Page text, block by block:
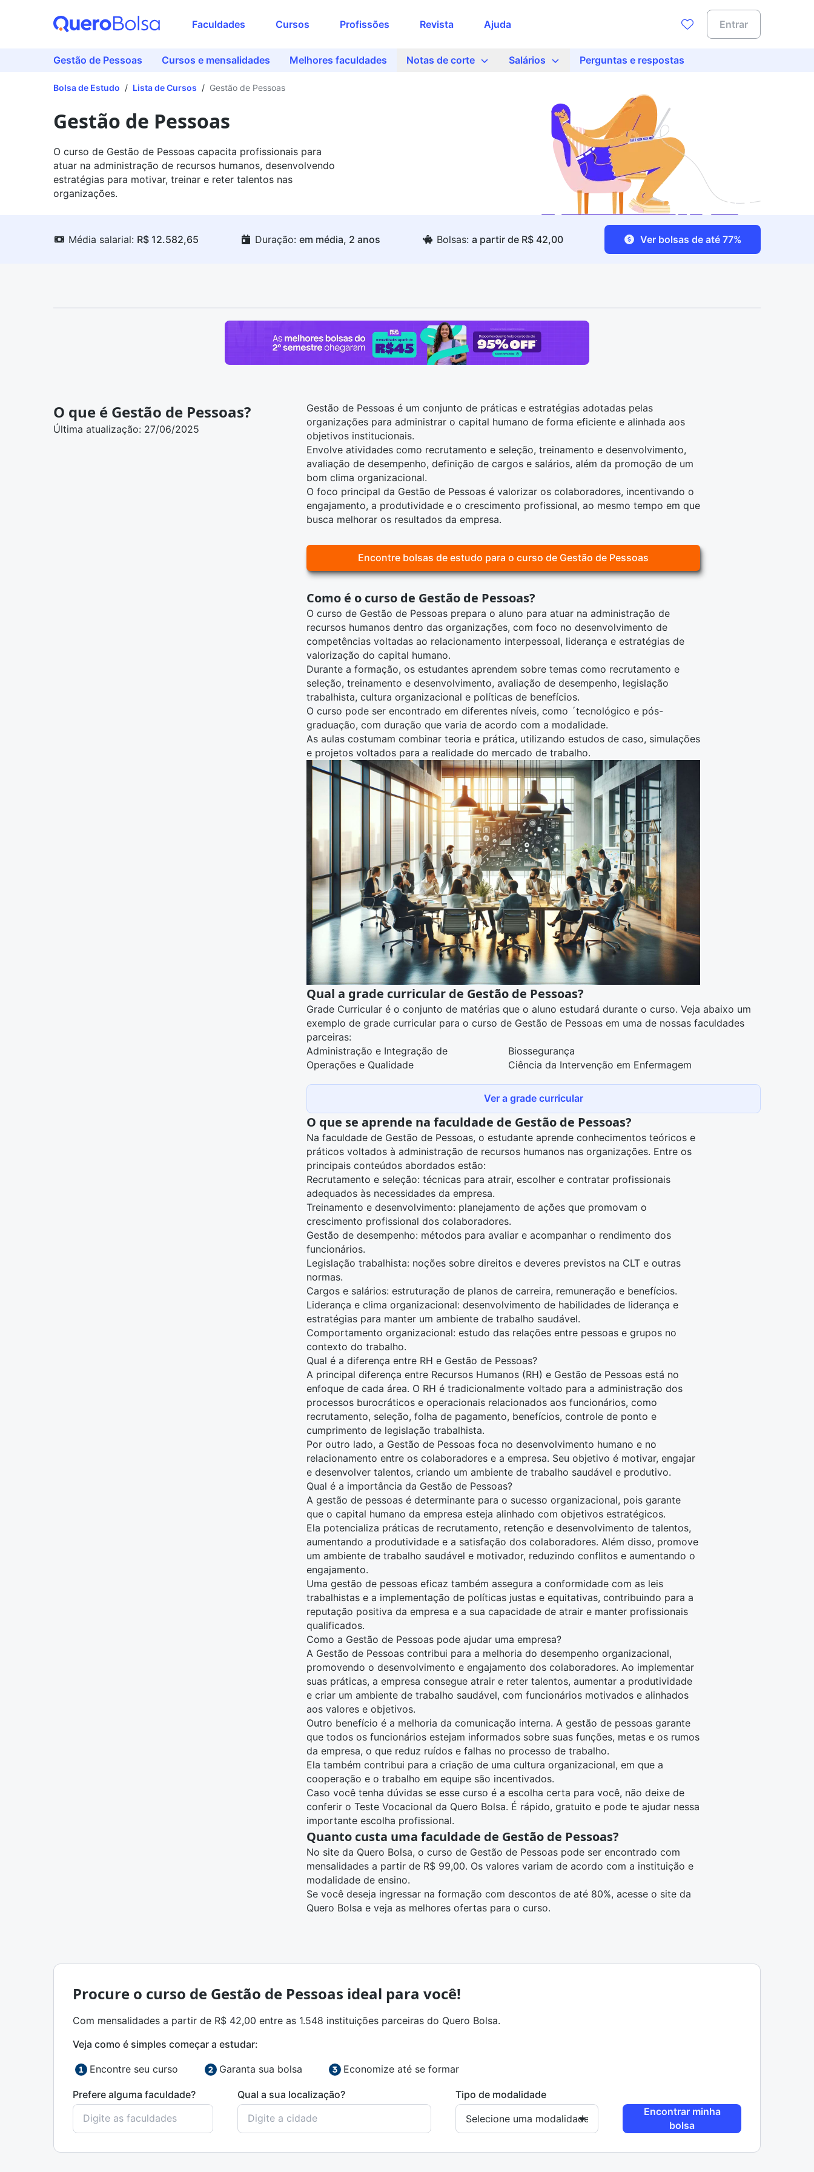
Faculdades Cursos Profissões Revista Ajuda Entrar
Gestão de Pessoas Cursos e mensalidades Melhores faculdades Notas de corte Salários Perguntas e respostas
Bolsa de Estudo / Lista de Cursos / Gestão de Pessoas
Gestão de Pessoas
O curso de Gestão de Pessoas capacita profissionais para
atuar na administração de recursos humanos, desenvolvendo
estratégias para motivar, treinar e reter talentos nas
organizações.
Média salarial: R$ 12.582,65 Duração: em média, 2 anos Bolsas: a partir de R$ 42,00 Ver bolsas de até 77%
O que é Gestão de Pessoas?
Última atualização: 27/06/2025
Gestão de Pessoas é um conjunto de práticas e estratégias adotadas pelas
organizações para administrar o capital humano de forma eficiente e alinhada aos
objetivos institucionais.
Envolve atividades como recrutamento e seleção, treinamento e desenvolvimento,
avaliação de desempenho, definição de cargos e salários, além da promoção de um
bom clima organizacional.
O foco principal da Gestão de Pessoas é valorizar os colaboradores, incentivando o
engajamento, a produtividade e o crescimento profissional, ao mesmo tempo em que
busca melhorar os resultados da empresa.
Encontre bolsas de estudo para o curso de Gestão de Pessoas
Como é o curso de Gestão de Pessoas?
O curso de Gestão de Pessoas prepara o aluno para atuar na administração de
recursos humanos dentro das organizações, com foco no desenvolvimento de
competências voltadas ao relacionamento interpessoal, liderança e estratégias de
valorização do capital humano.
Durante a formação, os estudantes aprendem sobre temas como recrutamento e
seleção, treinamento e desenvolvimento, avaliação de desempenho, legislação
trabalhista, cultura organizacional e políticas de benefícios.
O curso pode ser encontrado em diferentes níveis, como ´tecnológico e pós-
graduação, com duração que varia de acordo com a modalidade.
As aulas costumam combinar teoria e prática, utilizando estudos de caso, simulações
e projetos voltados para a realidade do mercado de trabalho.
Qual a grade curricular de Gestão de Pessoas?
Grade Curricular é o conjunto de matérias que o aluno estudará durante o curso. Veja abaixo um
exemplo de grade curricular para o curso de Gestão de Pessoas em uma de nossas faculdades
parceiras:
Administração e Integração de
Operações e Qualidade
Biossegurança
Ciência da Intervenção em Enfermagem
Ver a grade curricular
O que se aprende na faculdade de Gestão de Pessoas?
Na faculdade de Gestão de Pessoas, o estudante aprende conhecimentos teóricos e
práticos voltados à administração de recursos humanos nas organizações. Entre os
principais conteúdos abordados estão:
Recrutamento e seleção: técnicas para atrair, escolher e contratar profissionais
adequados às necessidades da empresa.
Treinamento e desenvolvimento: planejamento de ações que promovam o
crescimento profissional dos colaboradores.
Gestão de desempenho: métodos para avaliar e acompanhar o rendimento dos
funcionários.
Legislação trabalhista: noções sobre direitos e deveres previstos na CLT e outras
normas.
Cargos e salários: estruturação de planos de carreira, remuneração e benefícios.
Liderança e clima organizacional: desenvolvimento de habilidades de liderança e
estratégias para manter um ambiente de trabalho saudável.
Comportamento organizacional: estudo das relações entre pessoas e grupos no
contexto do trabalho.
Qual é a diferença entre RH e Gestão de Pessoas?
A principal diferença entre Recursos Humanos (RH) e Gestão de Pessoas está no
enfoque de cada área. O RH é tradicionalmente voltado para a administração dos
processos burocráticos e operacionais relacionados aos funcionários, como
recrutamento, seleção, folha de pagamento, benefícios, controle de ponto e
cumprimento de legislação trabalhista.
Por outro lado, a Gestão de Pessoas foca no desenvolvimento humano e no
relacionamento entre os colaboradores e a empresa. Seu objetivo é motivar, engajar
e desenvolver talentos, criando um ambiente de trabalho saudável e produtivo.
Qual é a importância da Gestão de Pessoas?
A gestão de pessoas é determinante para o sucesso organizacional, pois garante
que o capital humano da empresa esteja alinhado com objetivos estratégicos.
Ela potencializa práticas de recrutamento, retenção e desenvolvimento de talentos,
aumentando a produtividade e a satisfação dos colaboradores. Além disso, promove
um ambiente de trabalho saudável e motivador, reduzindo conflitos e aumentando o
engajamento.
Uma gestão de pessoas eficaz também assegura a conformidade com as leis
trabalhistas e a implementação de políticas justas e equitativas, contribuindo para a
reputação positiva da empresa e a sua capacidade de atrair e manter profissionais
qualificados.
Como a Gestão de Pessoas pode ajudar uma empresa?
A Gestão de Pessoas contribui para a melhoria do desempenho organizacional,
promovendo o desenvolvimento e engajamento dos colaboradores. Ao implementar
suas práticas, a empresa consegue atrair e reter talentos, aumentar a produtividade
e criar um ambiente de trabalho saudável, com funcionários motivados e alinhados
aos valores e objetivos.
Outro benefício é a melhoria da comunicação interna. A gestão de pessoas garante
que todos os funcionários estejam informados sobre suas funções, metas e os rumos
da empresa, o que reduz ruídos e falhas no processo de trabalho.
Ela também contribui para a criação de uma cultura organizacional, em que a
cooperação e o trabalho em equipe são incentivados.
Caso você tenha dúvidas se esse curso é a escolha certa para você, não deixe de
conferir o Teste Vocacional da Quero Bolsa. É rápido, gratuito e pode te ajudar nessa
importante escolha profissional.
Quanto custa uma faculdade de Gestão de Pessoas?
No site da Quero Bolsa, o curso de Gestão de Pessoas pode ser encontrado com
mensalidades a partir de R$ 99,00. Os valores variam de acordo com a instituição e
modalidade de ensino.
Se você deseja ingressar na formação com descontos de até 80%, acesse o site da
Quero Bolsa e veja as melhores ofertas para o curso.
Procure o curso de Gestão de Pessoas ideal para você!
Com mensalidades a partir de R$ 42,00 entre as 1.548 instituições parceiras do Quero Bolsa.
Veja como é simples começar a estudar:
Encontre seu curso Garanta sua bolsa Economize até se formar
Prefere alguma faculdade? Qual a sua localização?
Tipo de modalidade
Encontrar minha
bolsa